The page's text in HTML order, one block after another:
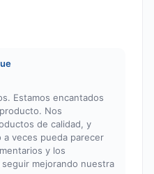
Estamos encantados
Nos
de calidad, y
veces pueda parecer
y los
mejorando nuestra